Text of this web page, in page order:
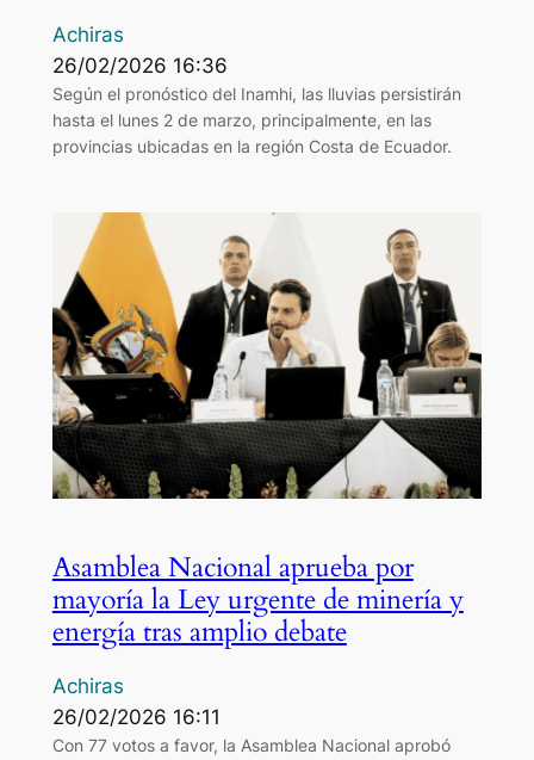
Achiras
26/02/2026 16:36
Según el pronóstico del Inamhi, las lluvias persistirán
hasta el lunes 2 de marzo, principalmente, en las
provincias ubicadas en la región Costa de Ecuador.
Asamblea Nacional aprueba por
mayoría la Ley urgente de minería y
energía tras amplio debate
Achiras
26/02/2026 16:11
Con 77 votos a favor, la Asamblea Nacional aprobó